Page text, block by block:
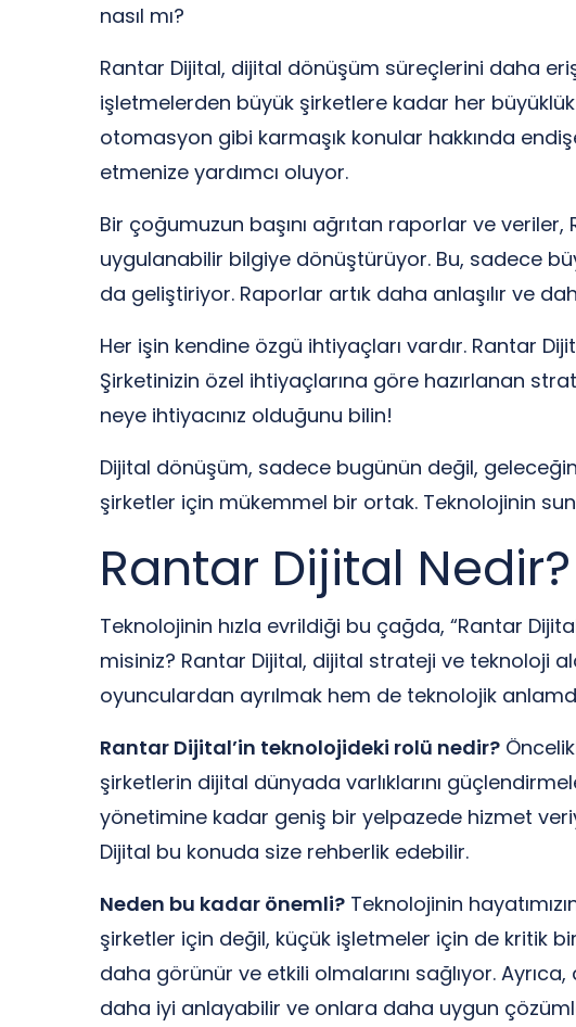
nasıl mı?
Rantar Dijital, dijital dönüşüm süreçlerini daha
işletmelerden büyük şirketlere kadar her
otomasyon gibi karmaşık konular hakkında
etmenize yardımcı oluyor.
Bir çoğumuzun başını ağrıtan raporlar ve
uygulanabilir bilgiye dönüştürüyor. Bu, sadece
da geliştiriyor. Raporlar artık daha anlaşılır ve
Her işin kendine özgü ihtiyaçları vardır. Rantar
Şirketinizin özel ihtiyaçlarına göre hazırlanan
neye ihtiyacınız olduğunu bilin!
Dijital dönüşüm, sadece bugünün değil,
şirketler için mükemmel bir ortak. Teknolojinin
Rantar Dijital
Teknolojinin hızla evrildiği bu çağda, “Rantar
misiniz? Rantar Dijital, dijital strateji ve teknoloji
oyunculardan ayrılmak hem de teknolojik
Rantar Dijital’in teknolojideki rolü nedir?
şirketlerin dijital dünyada varlıklarını
yönetimine kadar geniş bir yelpazede hizmet
Dijital bu konuda size rehberlik edebilir.
Neden bu kadar önemli? Teknolojinin
şirketler için değil, küçük işletmeler için de kritik
daha görünür ve etkili olmalarını sağlıyor.
daha iyi anlayabilir ve onlara daha uygun